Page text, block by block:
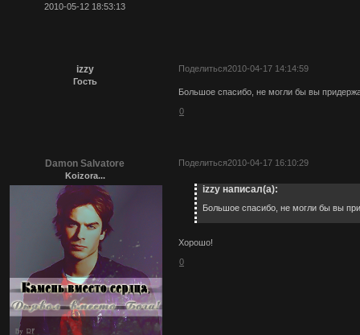
2010-05-12 18:53:13
Поделиться2010-04-17 14:14:59
izzy
Гость
Большое спасибо, не могли бы вы
0
Поделиться2010-04-17 16:10:29
Damon Salvatore
Koizora...
izzy написал(а):
Большое спасибо, не могли бы вы
Хорошо!
0